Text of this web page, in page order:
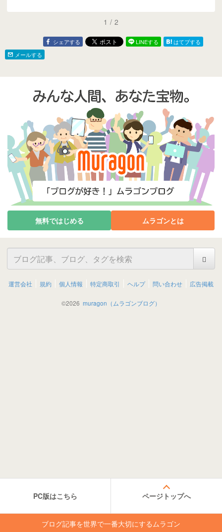
1 / 2
シェアする LINEする
はてブする
メールする
無料ではじめる ムラゴンとは
運営会社 規約 個人情報 特定商取引 ヘルプ 問い合わせ 広告掲載
©2026 muragon（ムラゴンブログ）
PC版はこちら ページトップへ
ブログ記事を世界で一番大切にするムラゴン